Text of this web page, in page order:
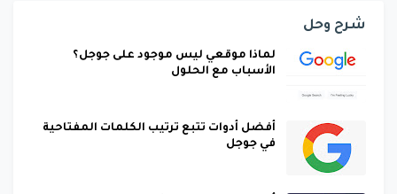
شرح وحل
لماذا موقعي ليس موجود على جوجل؟
الأسباب مع الحلول
أفضل أدوات تتبع ترتيب الكلمات المفتاحية
في جوجل